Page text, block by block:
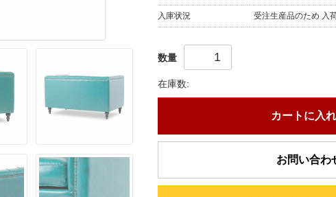
入庫状況 受注生産品のため 入
数量
在庫数:
カートに入
お問い合わ